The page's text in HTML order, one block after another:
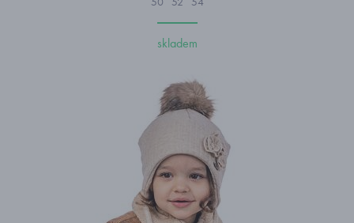
skladem